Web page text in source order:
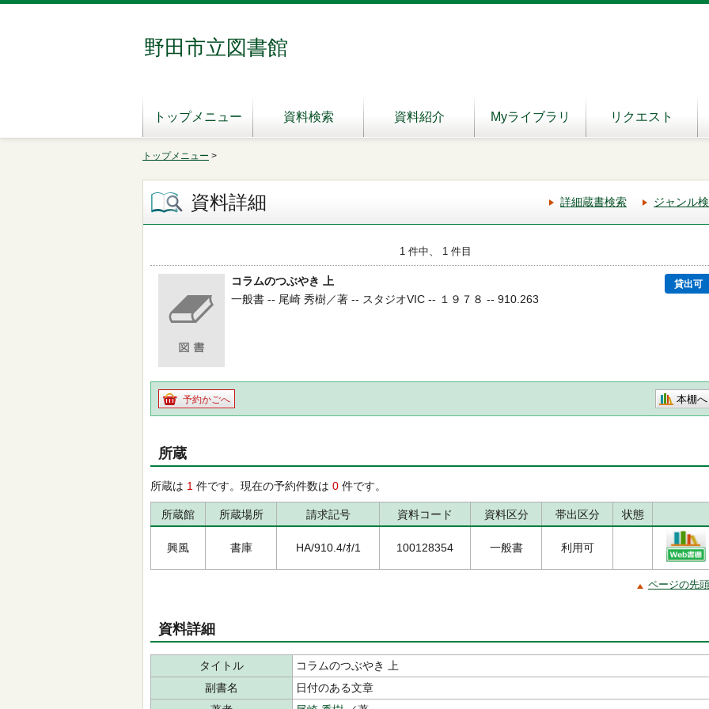
野田市立図書館
トップメニュー 資料検索 資料紹介 Myライブラリ リクエスト
トップメニュー >
資料詳細 詳細蔵書検索 ジャンル
1 件中、 1 件目
コラムのつぶやき 上 貸出可
一般書 -- 尾崎 秀樹／著 -- スタジオVIC -- １９７８ -- 910.263
予約かごへ 本棚へ
所蔵
所蔵は 1 件です。現在の予約件数は 0 件です。
所蔵館 所蔵場所 請求記号 資料コード 資料区分 帯出区分 状態
興風 書庫 HA/910.4/ｵ/1 100128354 一般書 利用可
ページの先
資料詳細
タイトル
コラムのつぶやき 上
副書名
日付のある文章